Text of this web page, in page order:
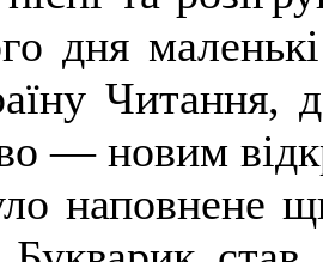
дня
Читання,
— новим
наповнене